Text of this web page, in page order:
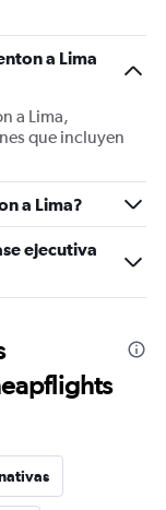
a Lima
a Lima,
que incluyen
a Lima?
ejecutiva